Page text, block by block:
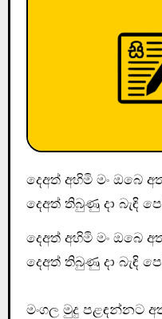
දෙඅත් අහිමි මං
දෙඅත් තිබුණු දා බැඳි
දෙඅත් අහිමි මං ඔබෙ
දෙඅත් තිබුණු දා බැඳි
මංගල මුදු පළඳන්නට